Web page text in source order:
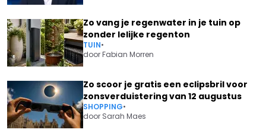
Zo vang je regenwater in je tuin op
zonder lelijke regenton
TUIN•
doorFabian Morren
Zo scoor je gratis een eclipsbril voor
zonsverduistering van 12 augustus
SHOPPING•
door Sarah Maes